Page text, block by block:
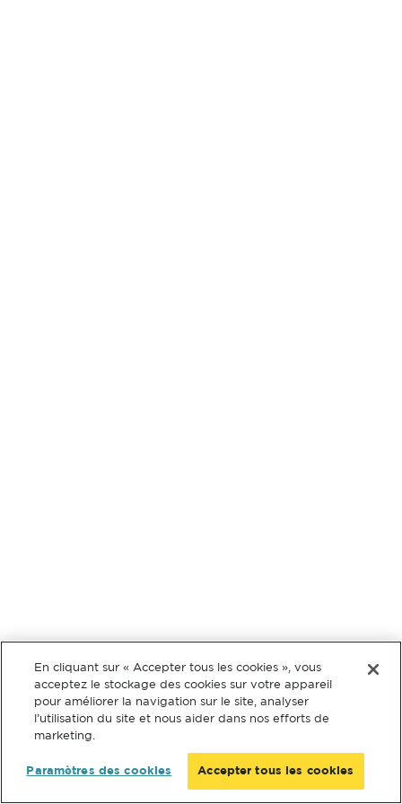
En cliquant sur « Accepter tous les cookies », vous
acceptez le stockage des cookies sur votre appareil
pour améliorer la navigation sur le site, analyser
l’utilisation du site et nous aider dans nos efforts de
marketing.
Paramètres des cookies Accepter tous les cookies